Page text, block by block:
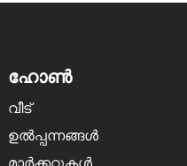
ഹോൺ
വീട്
ഉൽപ്പന്നങ്ങൾ